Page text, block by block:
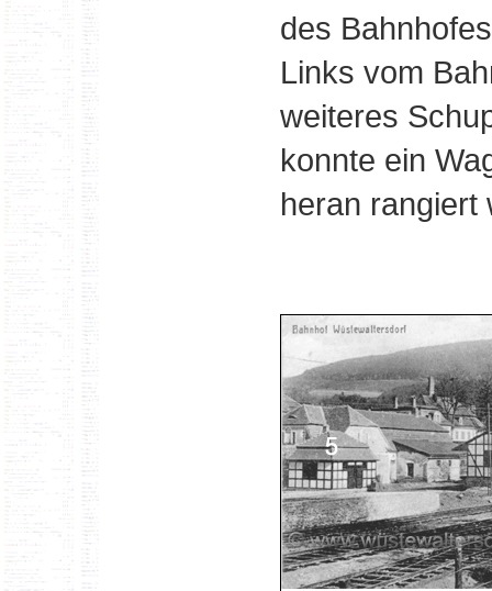
des
Links vom
weiteres
konnte ein
heran rangiert